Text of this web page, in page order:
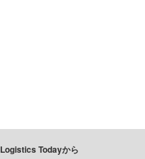
Logistics Todayから